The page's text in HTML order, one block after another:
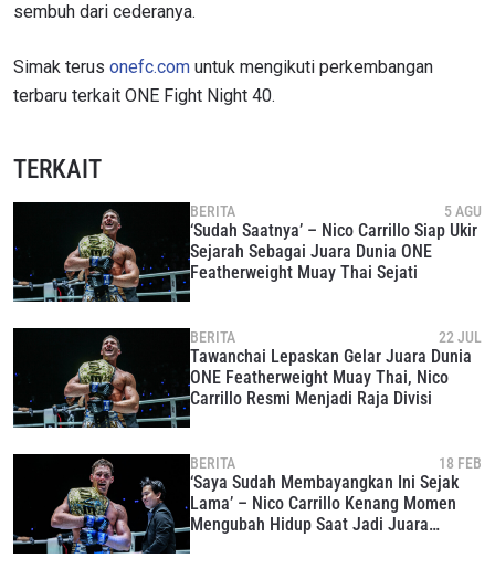
sembuh dari cederanya.
Simak terus onefc.com untuk mengikuti perkembangan
terbaru terkait ONE Fight Night 40.
TERKAIT
BERITA 5 AGU
‘Sudah Saatnya’ – Nico Carrillo Siap Ukir
Sejarah Sebagai Juara Dunia ONE
Featherweight Muay Thai Sejati
BERITA 22 JUL
Tawanchai Lepaskan Gelar Juara Dunia
ONE Featherweight Muay Thai, Nico
Carrillo Resmi Menjadi Raja Divisi
BERITA 18 FEB
‘Saya Sudah Membayangkan Ini Sejak
Lama’ – Nico Carrillo Kenang Momen
Mengubah Hidup Saat Jadi Juara
GELARAN
LIHAT SOROTAN TERBAIK
Bawa ONE Championship kemana pun anda pergi!
Daftar sekarang untuk mendapat akses ke berita
EMAIL
NAMA
BERLANGGANAN
Dengan mengirimkan formulir ini, anda menyetujui
pengumpulan, penggunaan dan pembukaan informasi
anda berdasarkan
membatalkan (unsubscribe) dari jenis komunikasi ini
kapan saja.